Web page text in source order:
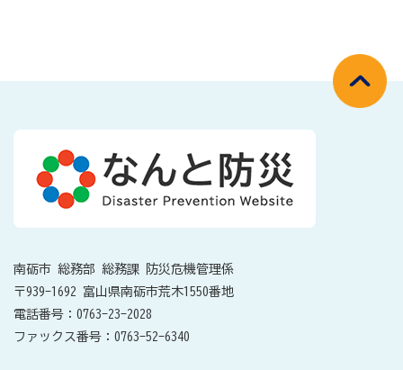
南砺市 総務部 総務課 防災危機管理係
〒939-1692 富山県南砺市荒木1550番地
電話番号：0763-23-2028
ファックス番号：0763-52-6340